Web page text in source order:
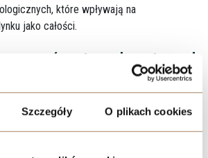
Szczegóły O plikach cookies
które wpływają na
jako całości.
mieszkania od
na podstawie